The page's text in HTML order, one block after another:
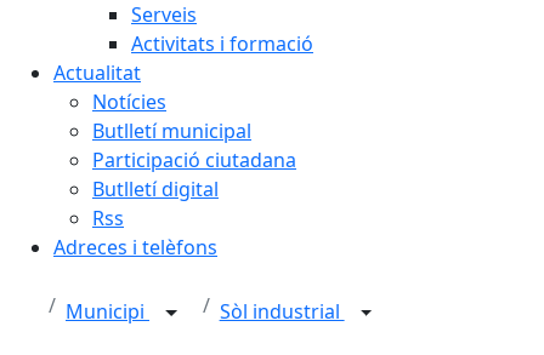
Serveis
Activitats i formació
Actualitat
Notícies
Butlletí municipal
Participació ciutadana
Butlletí digital
Rss
Adreces i telèfons
Municipi Sòl industrial